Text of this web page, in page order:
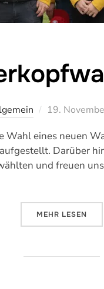
Veröffentlicht
19.
eines neuen
Darüber
und freuen
MEHR ÜBER
LESEN